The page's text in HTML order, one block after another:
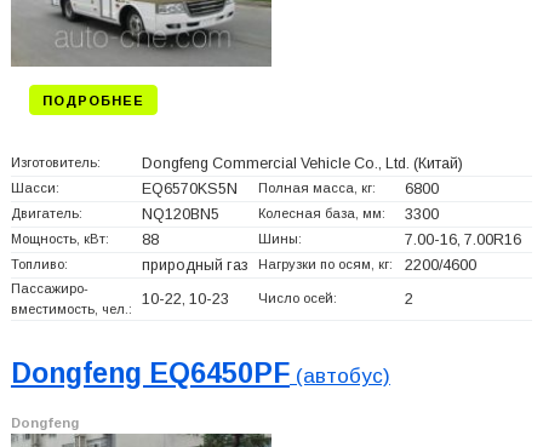
ПОДРОБНЕЕ
Изготовитель: Dongfeng Commercial Vehicle Co., Ltd. (Китай)
Шасси: EQ6570KS5N Полная масса, кг: 6800
Двигатель: NQ120BN5 Колесная база, мм: 3300
Мощность, кВт: 88 Шины: 7.00-16, 7.00R16
Топливо: природный газ Нагрузки по осям, кг: 2200/4600
Пассажиро-
вместимость, чел.:
10-22, 10-23 Число осей: 2
Dongfeng EQ6450PF(автобус)
Dongfeng